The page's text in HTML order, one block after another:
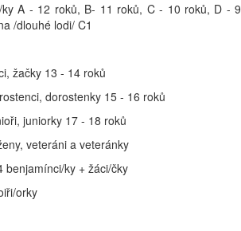
ky A - 12 roků, B- 11 roků, C - 10 roků, D -
/dlouhé lodi/ C1
žačky 13 - 14 roků
dorostenky 15 - 16 roků
juniorky 17 - 18 roků
veteráni a veteránky
benjamínci/ky + žáci/čky
orky